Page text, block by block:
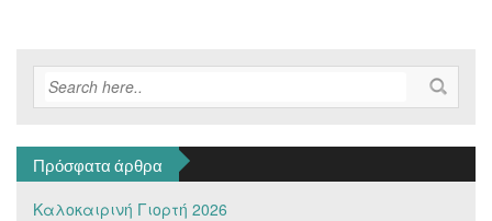
Πρόσφατα άρθρα
Καλοκαιρινή Γιορτή 2026